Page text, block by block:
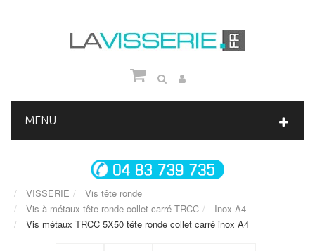
MENU
VISSERIE
Vis tête ronde
Vis à métaux tête ronde collet carré TRCC
Inox A4
Vis métaux TRCC 5X50 tête ronde collet carré inox A4